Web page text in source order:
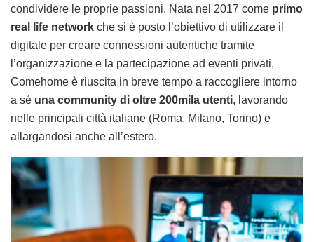
condividere le proprie passioni. Nata nel 2017 come primo
real life network che si è posto l’obiettivo di utilizzare il
digitale per creare connessioni autentiche tramite
l’organizzazione e la partecipazione ad eventi privati,
Comehome è riuscita in breve tempo a raccogliere intorno
a sé una community di oltre 200mila utenti, lavorando
nelle principali città italiane (Roma, Milano, Torino) e
allargandosi anche all’estero.